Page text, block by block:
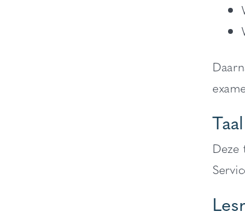
Taal
Deze